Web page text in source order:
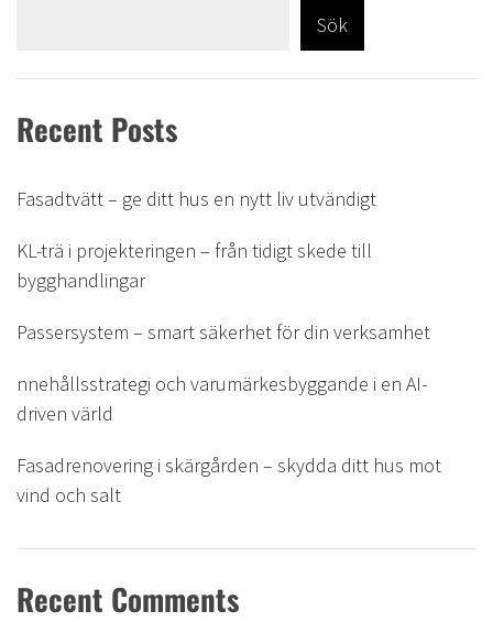
Sök
Recent Posts
Fasadtvätt – ge ditt hus en nytt liv utvändigt
KL-trä i projekteringen – från tidigt skede till
bygghandlingar
Passersystem – smart säkerhet för din verksamhet
nnehållsstrategi och varumärkesbyggande i en AI-
driven värld
Fasadrenovering i skärgården – skydda ditt hus mot
vind och salt
Recent Comments